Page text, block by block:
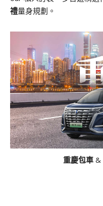
禮量身規劃。
重慶包車&